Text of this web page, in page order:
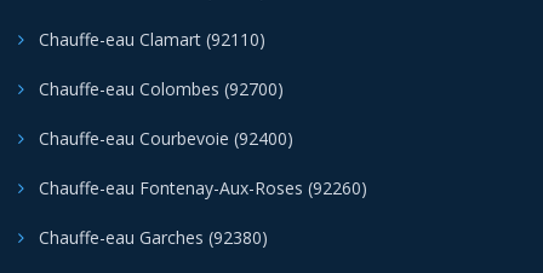
Chauffe-eau Clamart (92110)
Chauffe-eau Colombes (92700)
Chauffe-eau Courbevoie (92400)
Chauffe-eau Fontenay-Aux-Roses (92260)
Chauffe-eau Garches (92380)